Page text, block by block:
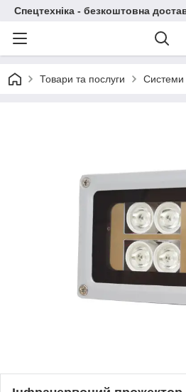
Спецтехніка - безкоштовна
Товари та послуги Системи